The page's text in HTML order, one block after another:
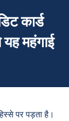
कार्ड
महंगाई
पर पड़ता है।